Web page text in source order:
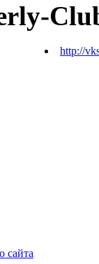
http://
сайта